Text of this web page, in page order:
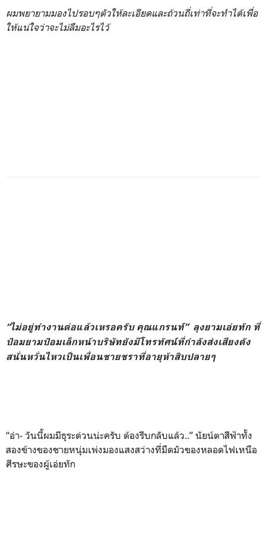
ผมพยายามมองไปรอบๆตัวให้ละเอียดและถ้วนถี่เท่าที่จะทำได้เพื่อ
ให้แน่ใจว่าจะไม่ลืมอะไรไว้
“ไม่อยู่ทำงานต่อแล้วเหรอครับ คุณแกรนท์” ลุงยามเอ่ยทัก ที่
ป้อมยามป้อมเล็กหน้าบริษัทยังมีโทรทัศน์ที่กำลังส่งเสียงดัง
สนั่นหวั่นไหวเป็นเพื่อนชายชราที่อายุห้าสิบปลายๆ
“อ่า- วันนี้ผมมีธุระด่วนน่ะครับ ต้องรีบกลับแล้ว..” นัยน์ตาสีฟ้าทั้ง
สองข้างของชายหนุ่มเพ่งมองแสงสว่างที่มืดมัวของหลอดไฟเหนือ
ศีรษะของผู้เอ่ยทัก